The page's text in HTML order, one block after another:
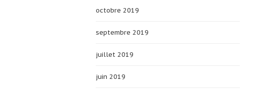
octobre 2019
septembre 2019
juillet 2019
juin 2019